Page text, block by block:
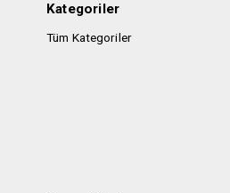
Kategoriler
Tüm Kategoriler